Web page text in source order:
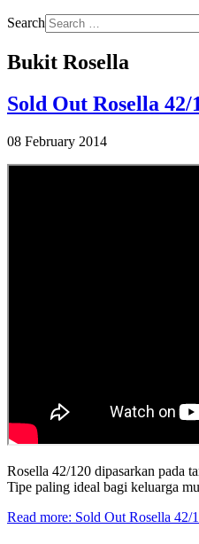
Search
Bukit Rosella
Sold Out Rosella 42/
08 February 2014
Rosella 42/120 dipasarkan pada
Tipe paling ideal bagi keluarga
Read more: Sold Out Rosella 42/